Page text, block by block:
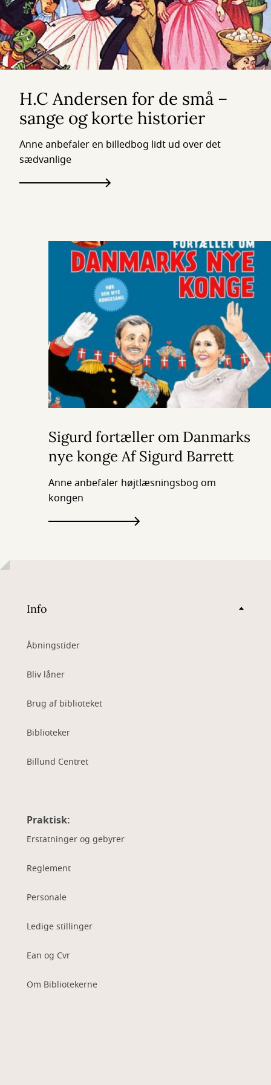
H.C Andersen for de små –
sange og korte historier
Anne anbefaler en billedbog lidt ud over det
sædvanlige
Sigurd fortæller om Danmarks
nye konge Af Sigurd Barrett
Anne anbefaler højtlæsningsbog om
kongen
Info
Åbningstider
Bliv låner
Brug af biblioteket
Biblioteker
Billund Centret
Praktisk:
Erstatninger og gebyrer
Reglement
Personale
Ledige stillinger
Ean og Cvr
Om Bibliotekerne